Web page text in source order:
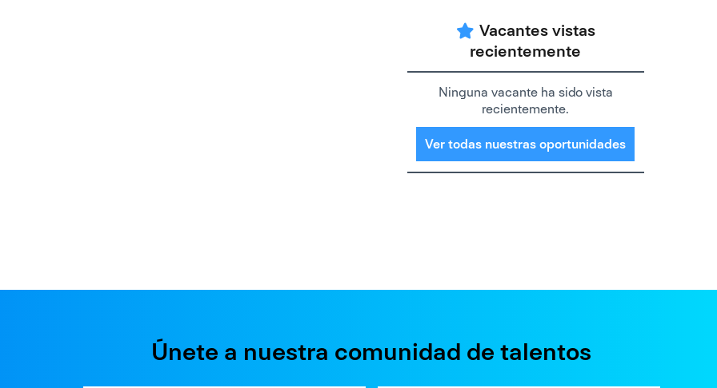
Vacantes vistas
recientemente
Ninguna vacante ha sido vista
recientemente.
Ver todas nuestras oportunidades
Únete a nuestra comunidad de talentos